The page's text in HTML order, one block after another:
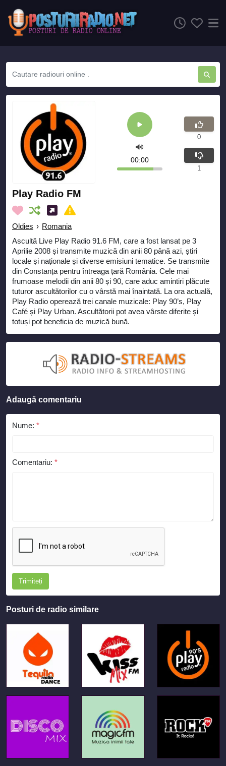
Play Radio FM
Oldies › Romania
Ascultă Live Play Radio 91.6 FM, care a fost lansat pe 3
Aprilie 2008 și transmite muzică din anii 80 până azi, știri
locale și naționale și diverse emisiuni tematice. Se transmite
din Constanța pentru întreaga țară România. Cele mai
frumoase melodii din anii 80 și 90, care aduc amintiri plăcute
tuturor ascultătorilor cu o vârstă mai înaintată. La ora actuală,
Play Radio operează trei canale muzicale: Play 90’s, Play
Café și Play Urban. Ascultătorii pot avea vârste diferite și
totuși pot beneficia de muzică bună.
00:00
0
1
Adaugă comentariu
Nume: *
Comentariu: *
Trimiteți
Posturi de radio similare